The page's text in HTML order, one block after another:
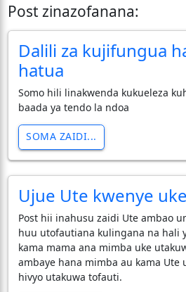
Post zinazofanana:
Dalili za kujifungua
hatua
Somo hili linakwenda kukueleza
baada ya tendo la ndoa
SOMA ZAIDI...
Ujue Ute kwenye uke
Post hii inahusu zaidi Ute ambao
huu utofautiana kulingana na hali
kama mama ana mimba uke
ambaye hana mimba au kama Ute
hivyo utakuwa tofauti.